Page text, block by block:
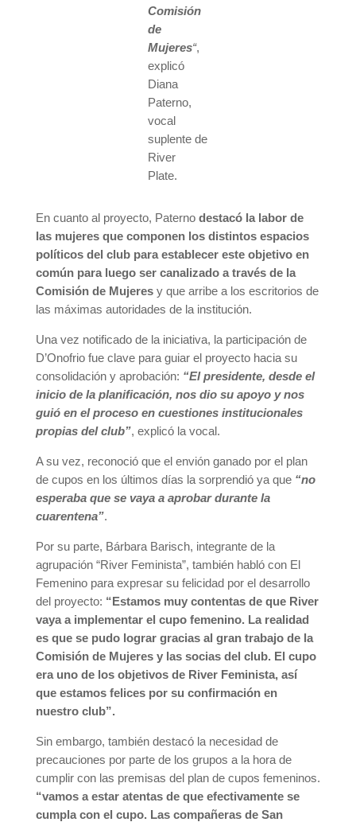
Comisión
de
Mujeres“,
explicó
Diana
Paterno,
vocal
suplente de
River
Plate.
En cuanto al proyecto, Paterno destacó la labor de
las mujeres que componen los distintos espacios
políticos del club para establecer este objetivo en
común para luego ser canalizado a través de la
Comisión de Mujeresy que arribe a los escritorios de
las máximas autoridades de la institución.
Una vez notificado de la iniciativa, la participación de
D’Onofrio fue clave para guiar el proyecto hacia su
consolidación y aprobación: “El presidente, desde el
inicio de la planificación, nos dio su apoyo y nos
guió en el proceso en cuestiones institucionales
propias del club”, explicó la vocal.
A su vez, reconoció que el envión ganado por el plan
de cupos en los últimos días la sorprendió ya que “no
esperaba que se vaya a aprobar durante la
cuarentena”.
Por su parte, Bárbara Barisch, integrante de la
agrupación “River Feminista”, también habló con El
Femenino para expresar su felicidad por el desarrollo
del proyecto: “Estamos muy contentas de que River
vaya a implementar el cupo femenino. La realidad
es que se pudo lograr gracias al gran trabajo de la
Comisión de Mujeres y las socias del club. El cupo
era uno de los objetivos de River Feminista, así
que estamos felices por su confirmación en
nuestro club”.
Sin embargo, también destacó la necesidad de
precauciones por parte de los grupos a la hora de
cumplir con las premisas del plan de cupos femeninos.
“vamos a estar atentas de que efectivamente se
cumpla con el cupo. Las compañeras de San